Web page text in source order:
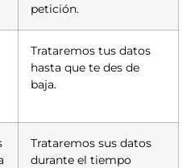
petición.
Trataremos tus datos
hasta que te des de
baja.
Trataremos sus datos
durante el tiempo